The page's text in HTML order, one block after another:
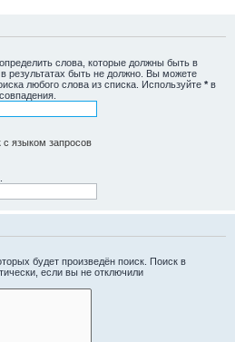
определить слова, которые должны быть в
результатах быть не должно. Вы можете
любого слова из списка. Используйте * в
с языком запросов
будет произведён поиск. Поиск в
если вы не отключили